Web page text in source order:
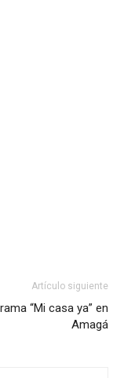
Artículo siguiente
“Mi casa ya” en
Amagá